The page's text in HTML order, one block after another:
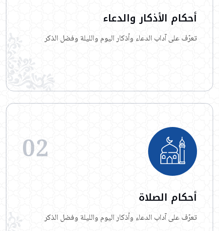
أحكام الأذكار والدعاء
تعرّف على آداب الدعاء وأذكار اليوم والليلة وفضل الذكر
02
أحكام الصلاة
تعرّف على آداب الدعاء وأذكار اليوم والليلة وفضل الذكر